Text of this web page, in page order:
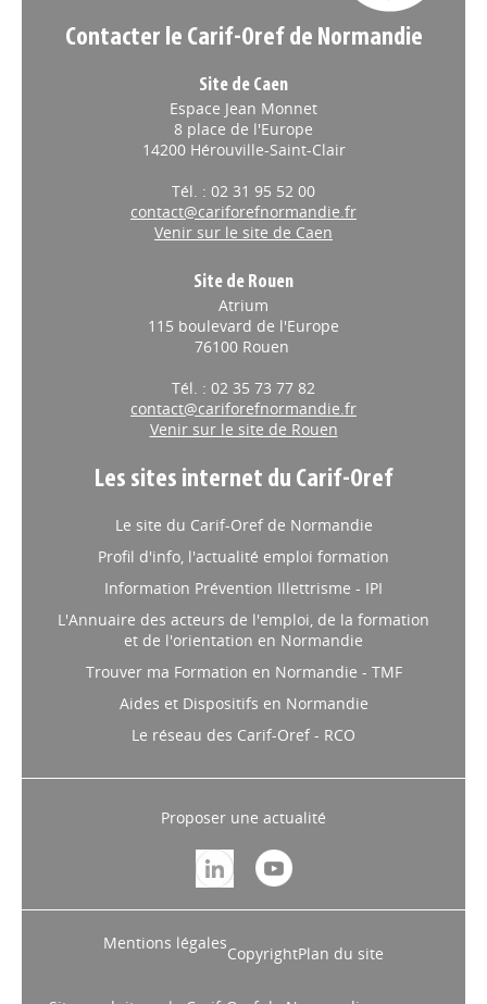
Contacter le Carif-Oref de Normandie
Site de Caen
Espace Jean Monnet
8 place de l'Europe
Tél. : 02 31 95 52 00
contact@cariforefnormandie.fr
Venir sur le site de Caen
Site de Rouen
Atrium
115 boulevard de l'Europe
Tél. : 02 35 73 77 82
contact@cariforefnormandie.fr
Venir sur le site de Rouen
Les sites internet du Carif-Oref
Profil d'info, l'actualité emploi formation
L'Annuaire des acteurs de l'emploi, de la formation
Aides et Dispositifs en Normandie
Proposer une actualité
Mentions légales
Copyright